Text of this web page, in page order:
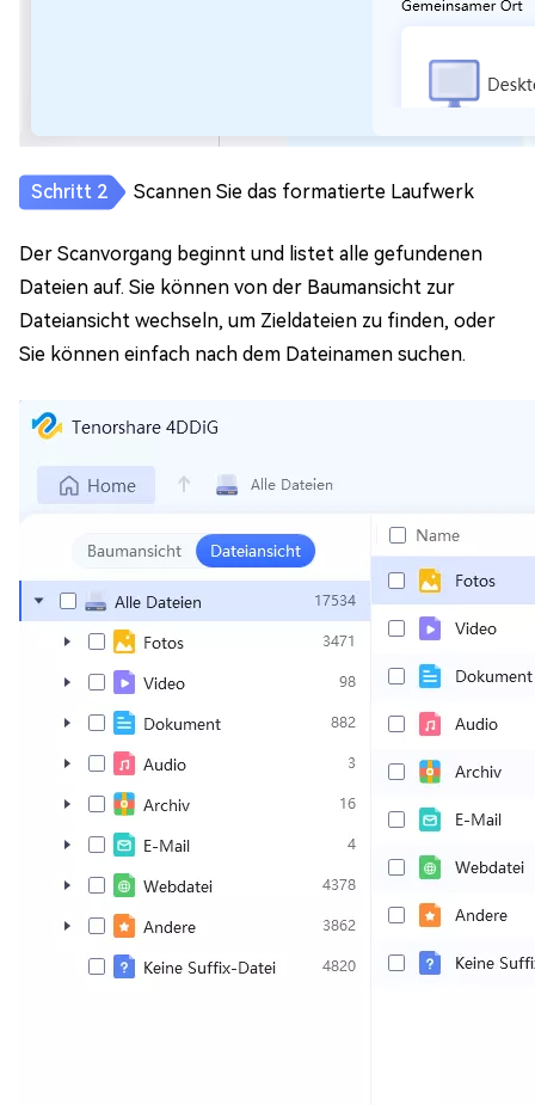
Scannen Sie das formatierte Laufwerk
Der Scanvorgang beginnt und listet alle gefundenen
Dateien auf. Sie können von der Baumansicht zur
Dateiansicht wechseln, um Zieldateien zu finden, oder
Sie können einfach nach dem Dateinamen suchen.